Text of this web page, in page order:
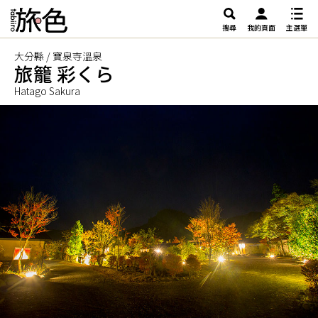
搜尋 我的頁面 主選單
大分縣 / 寶泉寺溫泉
旅籠 彩くら
Hatago Sakura